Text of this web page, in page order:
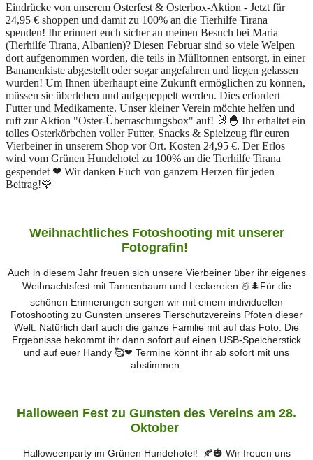
Eindrücke von unserem Osterfest & Osterbox-Aktion - Jetzt für
24,95 € shoppen und damit zu 100% an die Tierhilfe Tirana
spenden! Ihr erinnert euch sicher an meinen Besuch bei Maria
(Tierhilfe Tirana, Albanien)? Diesen Februar sind so viele Welpen
dort aufgenommen worden, die teils in Mülltonnen entsorgt, in einer
Bananenkiste abgestellt oder sogar angefahren und liegen gelassen
wurden! Um Ihnen überhaupt eine Zukunft ermöglichen zu können,
müssen sie überleben und aufgepeppelt werden. Dies erfordert
Futter und Medikamente. Unser kleiner Verein möchte helfen und
ruft zur Aktion "Oster-Überraschungsbox" auf! 🐰🐣 Ihr erhaltet ein
tolles Osterkörbchen voller Futter, Snacks & Spielzeug für euren
Vierbeiner in unserem Shop vor Ort. Kosten 24,95 €. Der Erlös
wird vom Grünen Hundehotel zu 100% an die Tierhilfe Tirana
gespendet ❤ Wir danken Euch von ganzem Herzen für jeden
Beitrag!🌹
Weihnachtliches Fotoshooting mit unserer
Fotografin!
Auch in diesem Jahr freuen sich unsere Vierbeiner über ihr eigenes
Weihnachtsfest mit Tannenbaum und Leckereien ☃️🌲Für die
schönen Erinnerungen sorgen wir mit einem individuellen
Fotoshooting zu Gunsten unseres Tierschutzvereins Pfoten dieser
Welt. Natürlich darf auch die ganze Familie mit auf das Foto. Die
Ergebnisse bekommt ihr dann sofort auf einen USB-Speicherstick
und auf euer Handy 🥰❤ Termine könnt ihr ab sofort mit uns
abstimmen.
Halloween Fest zu Gunsten des Vereins am 28.
Oktober
Halloweenparty im Grünen Hundehotel! 🍂🎃 Wir freuen uns